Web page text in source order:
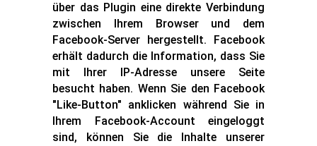
über das Plugin eine direkte Verbindung
zwischen Ihrem Browser und dem
Facebook-Server hergestellt. Facebook
erhält dadurch die Information, dass Sie
mit Ihrer IP-Adresse unsere Seite
besucht haben. Wenn Sie den Facebook
"Like-Button" anklicken während Sie in
Ihrem Facebook-Account eingeloggt
sind, können Sie die Inhalte unserer